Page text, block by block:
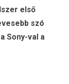
első
szó
Sony-val a